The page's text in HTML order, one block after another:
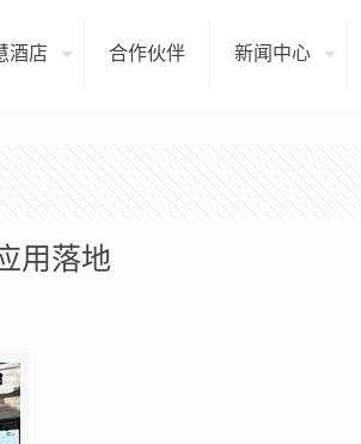
酒店 合作伙伴 新闻中心
用落地